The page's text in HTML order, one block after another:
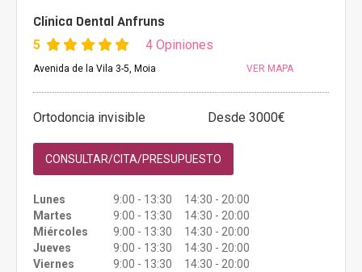
Clínica Dental Anfruns
5 4 Opiniones
Avenida de la Vila 3-5, Moia VER MAPA
Ortodoncia invisible Desde 3000€
CONSULTAR/CITA/PRESUPUESTO
Lunes
9:00 - 13:30 14:30 - 20:00
Martes
9:00 - 13:30 14:30 - 20:00
Miércoles
9:00 - 13:30 14:30 - 20:00
Jueves
9:00 - 13:30 14:30 - 20:00
Viernes
9:00 - 13:30 14:30 - 20:00